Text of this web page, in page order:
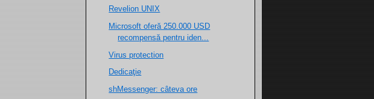
Revelion UNIX
Microsoft oferă 250.000 USD
recompensă pentru iden...
Virus protection
Dedicaţie
shMessenger: câteva ore